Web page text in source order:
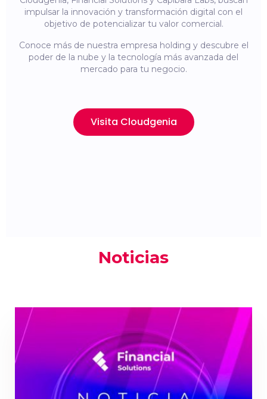
impulsar la innovación y transformación digital con el
objetivo de potencializar tu valor comercial.
Conoce más de nuestra empresa holding y descubre el
poder de la nube y la tecnología más avanzada del
mercado para tu negocio.
Visita Cloudgenia
Noticias